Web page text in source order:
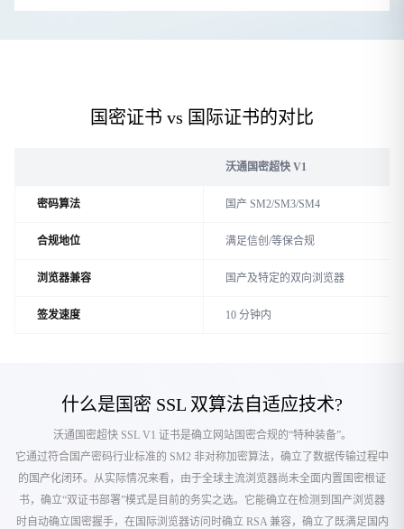
国密证书 vs 国际证书的对比
沃通国密超快 V1
密码算法 国产 SM2/SM3/SM4
合规地位 满足信创/等保合规
浏览器兼容 国产及特定的双向浏览器
签发速度 10 分钟内
什么是国密 SSL 双算法自适应技术?
沃通国密超快 SSL V1 证书是确立网站国密合规的“特种装备”。
它通过符合国产密码行业标准的 SM2 非对称加密算法，确立了数据传输过程中
的国产化闭环。从实际情况来看，由于全球主流浏览器尚未全面内置国密根证
书，确立“双证书部署”模式是目前的务实之选。它能确立在检测到国产浏览器
时自动确立国密握手，在国际浏览器访问时确立 RSA 兼容，确立了既满足国内